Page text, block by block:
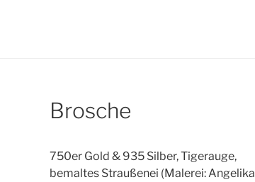
Brosche
750er Gold & 935 Silber, Tigerauge,
bemaltes Straußenei (Malerei: Angelika